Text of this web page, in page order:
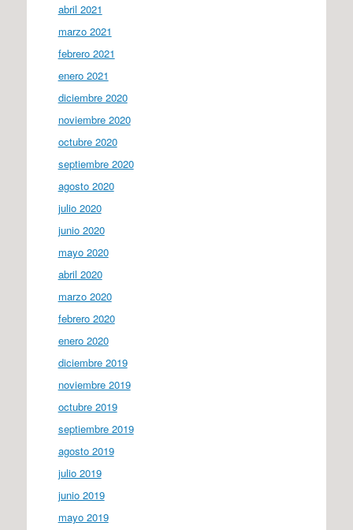
abril 2021
marzo 2021
febrero 2021
enero 2021
diciembre 2020
noviembre 2020
octubre 2020
septiembre 2020
agosto 2020
julio 2020
junio 2020
mayo 2020
abril 2020
marzo 2020
febrero 2020
enero 2020
diciembre 2019
noviembre 2019
octubre 2019
septiembre 2019
agosto 2019
julio 2019
junio 2019
mayo 2019